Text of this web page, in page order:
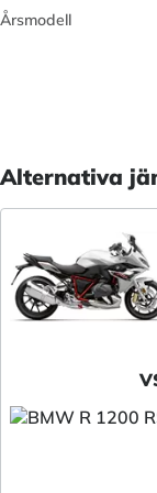
Årsmodell
Alternativa